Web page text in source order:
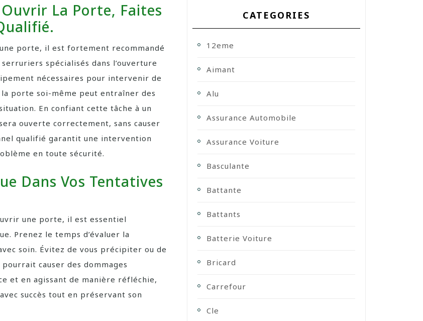
Ouvrir La Porte, Faites
porte, il est fortement recommandé
spécialisés dans l’ouverture
nécessaires pour intervenir de
porte soi-même peut entraîner des
En confiant cette tâche à un
ouverte correctement, sans causer
qualifié garantit une intervention
en toute sécurité.
Dans Vos Tentatives
une porte, il est essentiel
Prenez le temps d’évaluer la
soin. Évitez de vous précipiter ou de
causer des dommages
et en agissant de manière réfléchie,
succès tout en préservant son
CATEGORIES
12eme
Aimant
Alu
Assurance Automobile
Assurance Voiture
Basculante
Battante
Battants
Batterie Voiture
Bricard
Carrefour
Cle